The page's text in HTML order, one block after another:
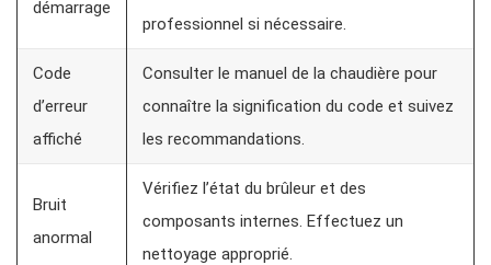
démarrage
professionnel si nécessaire.
Code
d’erreur
affiché
Consulter le manuel de la chaudière pour
connaître la signification du code et suivez
les recommandations.
Bruit
anormal
Vérifiez l’état du brûleur et des
composants internes. Effectuez un
nettoyage approprié.